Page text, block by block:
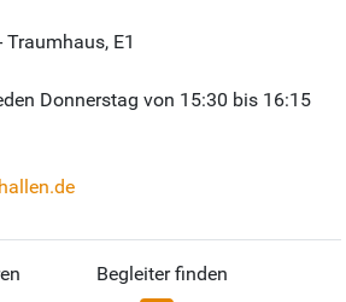
E1
Donnerstag von 15:30 bis 16:15
Begleiter finden